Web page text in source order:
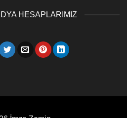
HESAPLARIMIZ